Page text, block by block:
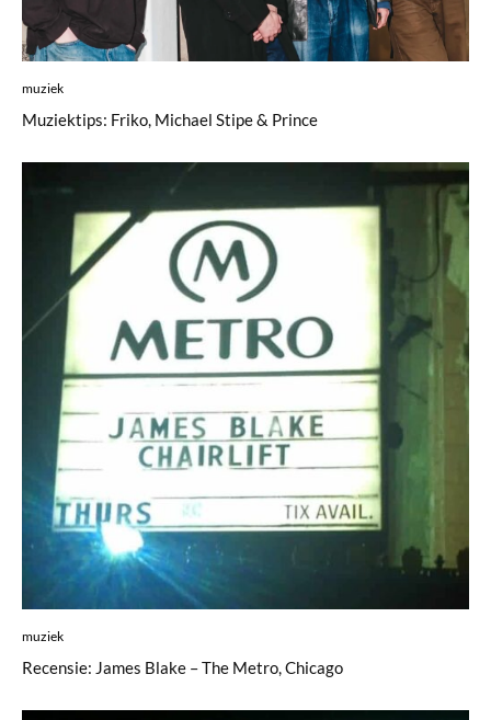
muziek
Muziektips: Friko, Michael Stipe & Prince
muziek
Recensie: James Blake – The Metro, Chicago